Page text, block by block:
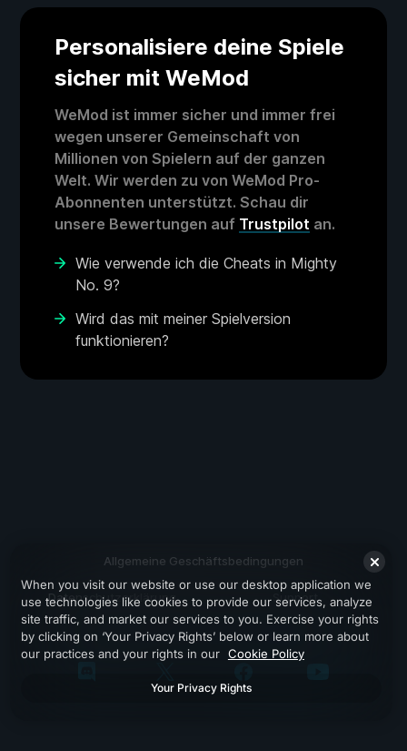
Personalisiere deine Spiele
sicher mit WeMod
WeMod ist immer sicher und immer frei
wegen unserer Gemeinschaft von
Millionen von Spielern auf der ganzen
Welt. Wir werden zu von WeMod Pro-
Abonnenten unterstützt. Schau dir
unsere Bewertungen auf Trustpilot an.
Wie verwende ich die Cheats in Mighty
No. 9?
Wird das mit meiner Spielversion
funktionieren?
Allgemeine Geschäftsbedingungen
Datenschutzerklärung Support
When you visit our website or use our desktop application we
use technologies like cookies to provide our services, analyze
site traffic, and market our services to you. Exercise your rights
by clicking on ‘Your Privacy Rights’ below or learn more about
our practices and your rights in our Cookie Policy
Your Privacy Rights